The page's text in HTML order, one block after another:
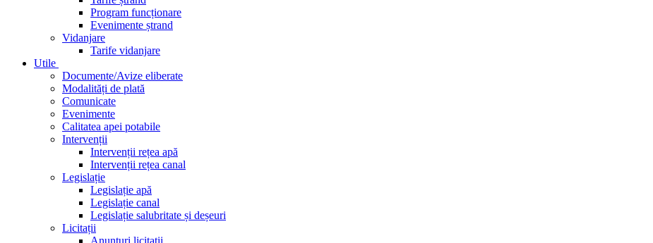
Program funcționare
Evenimente ștrand
Vidanjare
Tarife vidanjare
Utile
Documente/Avize eliberate
Modalități de plată
Comunicate
Evenimente
Calitatea apei potabile
Intervenții
Intervenții rețea apă
Intervenții rețea canal
Legislație
Legislație apă
Legislație canal
Legislație salubritate și deșeuri
Licitații
Anunțuri licitații